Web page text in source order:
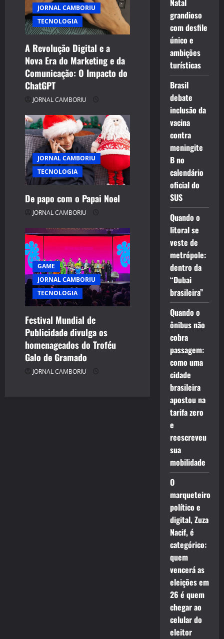
n
JORNAL CAMBORIU
TECNOLOGIA
A Revolução Digital e a
Nova Era do Marketing e da
Comunicação: O Impacto do
ChatGPT
JORNAL CAMBORIU
JORNAL CAMBORIU
TECNOLOGIA
De papo com o Papai Noel
JORNAL CAMBORIU
GAME
JORNAL CAMBORIU
TECNOLOGIA
Festival Mundial de
Publicidade divulga os
homenageados do Troféu
Galo de Gramado
JORNAL CAMBORIU
Natal
grandioso
com desfile
único e
ambições
turísticas
Brasil
debate
inclusão da
vacina
contra
meningite
B no
calendário
oficial do
SUS
Quando o
litoral se
veste de
metrópole:
dentro da
“Dubai
brasileira”
Quando o
ônibus não
cobra
passagem:
como uma
cidade
brasileira
apostou na
tarifa zero
e
reescreveu
sua
mobilidade
O
marqueteiro
político e
digital, Zuza
Nacif, é
categórico:
quem
vencerá as
eleições em
26 é quem
chegar ao
celular do
eleitor